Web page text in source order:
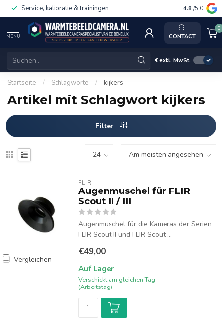
Service, kalibratie & trainingen 4.8 /5.0
MENU CONTACT
0
€exkl. MwSt.
Startseite / Schlagworte / kijkers
Artikel mit Schlagwort kijkers
Filter
Vergleichen
FLIR
Augenmuschel für FLIR
Scout II / III
Augenmuschel für die Kameras der Serien
FLIR Scout II und FLIR Scout ...
€49,00
Auf Lager
Verschickt am gleichen Tag
(Arbeitstag)